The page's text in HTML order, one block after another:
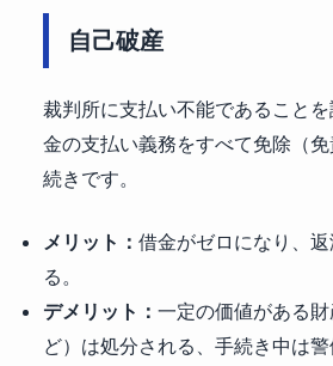
自己破産
裁判所に支払い不能であること
金の支払い義務をすべて免除（
続きです。
メリット： 借金がゼロになり、
る。
デメリット： 一定の価値がある
ど）は処分される、手続き中は